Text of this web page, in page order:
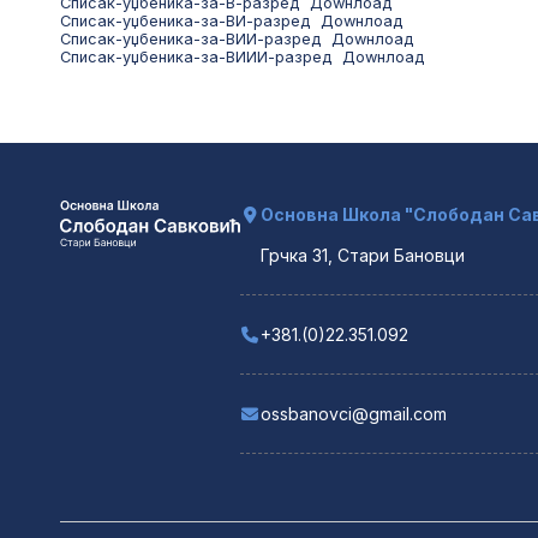
Списак-уџбеника-за-ВИ-разред
Доwнлоад
Списак-уџбеника-за-ВИИ-разред
Доwнлоад
Списак-уџбеника-за-ВИИИ-разред
Доwнлоад
Основна Школа "Слободан
Грчка 31, Стари Бановци
+381.(0)22.351.092
ossbanovci@gmail.com